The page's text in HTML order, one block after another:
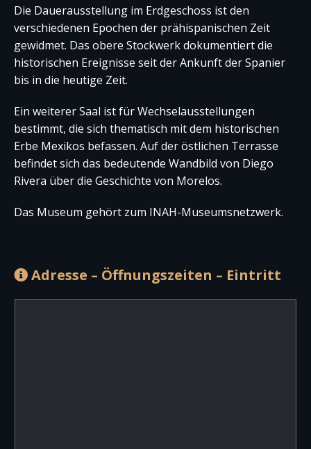
Die Dauerausstellung im Erdgeschoss ist den
verschiedenen Epochen der prähispanischen Zeit
gewidmet. Das obere Stockwerk dokumentiert die
historischen Ereignisse seit der Ankunft der Spanier
bis in die heutige Zeit.
Ein weiterer Saal ist für Wechselausstellungen
bestimmt, die sich thematisch mit dem historischen
Erbe Mexikos befassen. Auf der östlichen Terrasse
befindet sich das bedeutende Wandbild von Diego
Rivera über die Geschichte von Morelos.
Das Museum gehört zum INAH-Museumsnetzwerk.
Adresse – Öffnungszeiten – Eintritt